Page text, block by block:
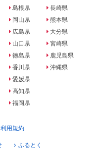
島根県
岡山県
広島県
山口県
徳島県
香川県
愛媛県
高知県
福岡県
長崎県
熊本県
大分県
宮崎県
鹿児島県
沖縄県
用規約
ふるとく